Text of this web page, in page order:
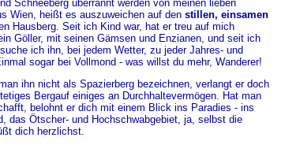
Schneeberg überrannt werden von meinen lieben
Wien, heißt es auszuweichen auf den stillen, einsamen
Hausberg. Seit ich Kind war, hat er treu auf mich
Göller, mit seinen Gämsen und Enzianen, und seit ich
ich ihn, bei jedem Wetter, zu jeder Jahres- und
sogar bei Vollmond - was willst du mehr, Wanderer!
ihn nicht als Spazierberg bezeichnen, verlangt er doch
Bergauf einiges an Durchhaltevermögen. Hat man
belohnt er dich mit einem Blick ins Paradies - ins
das Ötscher- und Hochschwabgebiet, ja, selbst die
dich herzlichst.